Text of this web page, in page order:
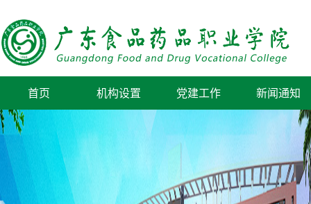
首页 机构设置 党建工作 新闻通知